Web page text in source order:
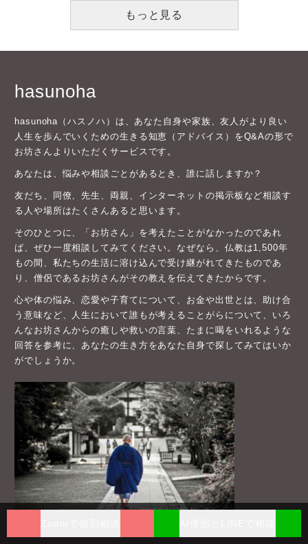
もっと見る
hasunoha
hasunoha（ハスノハ）は、あなた自身や家族、友人がより良い
人生を歩んでいくための生きる知恵（アドバイス）をQ&Aの形で
お坊さんよりいただくサービスです。
あなたは、悩みや相談ごとがあるとき、誰に話しますか？
友だち、同僚、先生、両親、インターネットの掲示板など相談す
る人や場所はたくさんあると思います。
そのひとつに、「お坊さん」を考えたことがなかったのであれ
ば、ぜひ一度相談してみてください。なぜなら、仏教は1,500年
もの間、私たちの生活に溶け込んで受け継がれてきたものであ
り、僧侶であるお坊さんがその教えを伝えてきたからです。
心や体の悩み、恋愛や子育てについて、お金や出世とは、助け合
う意味など、人生において誰もが考えることがらについて、いろ
んなお坊さんからの癒しや救いの言葉、たまに喝をいれるような
回答を参考に、あなたの生き方をあなた自身で探してみてはいか
がでしょうか。